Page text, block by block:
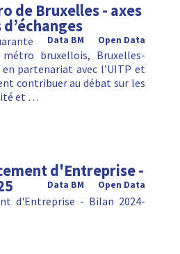
de Bruxelles - axes
Open Data
Data BM
métro bruxellois, Bruxelles-
partenariat avec l’UITP et
contribuer au débat sur les
et …
d'Entreprise -
Open Data
Data BM
d'Entreprise - Bilan 2024-